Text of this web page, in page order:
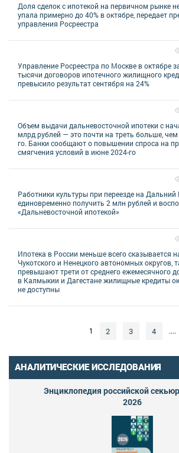
Доля сделок с ипотекой на первичном рынке
упала примерно до 40% в октябре, передает
управления Росреестра
Управление Росреестра по Москве в октябре
тысячи договоров ипотечного жилищного
превысило результат сентября на 24%
Объем выдачи дальневосточной ипотеки с
млрд рублей — это почти на треть больше,
го. Банки сообщают о повышении спроса на
смягчения условий в июне 2024-го
Работники культуры при переезде на Дальний
единовременно получить 2 млн рублей и
«Дальневосточной ипотекой»
Ипотека в России меньше всего сказывается
Чукотского и Ненецкого автономных округов,
превышают трети от среднего ежемесячного
в Калмыкии и Дагестане жилищные кредиты
не доступны
1 2 3 4 ....
АНАЛИТИЧЕСКИЕ ИССЛЕДОВАНИЯ
Энциклопедия российской
2026